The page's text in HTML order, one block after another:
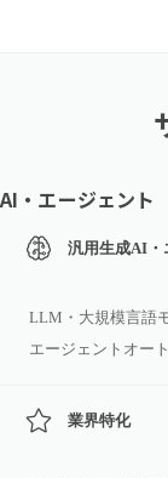
AI・エージェント
汎用生成AI・
LLM・大規模言語
エージェントオー
業界特化